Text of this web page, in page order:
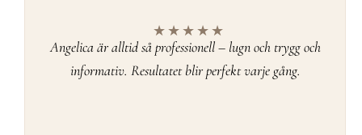
★★★★★
Angelica är alltid så professionell – lugn och trygg och
informativ. Resultatet blir perfekt varje gång.